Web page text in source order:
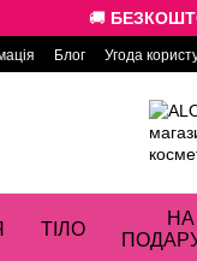
🚚
Блог Угода
ТІЛО
НА